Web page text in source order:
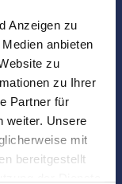
Anzeigen zu
anbieten
zu
zu Ihrer
Partner für
weiter. Unsere
mit
bereitgestellt
bei der Objekt-
für Sie da